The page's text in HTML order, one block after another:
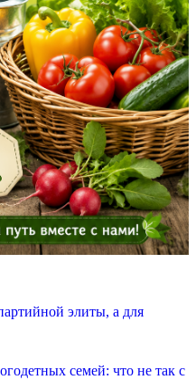
элиты, а для
семей: что не так с